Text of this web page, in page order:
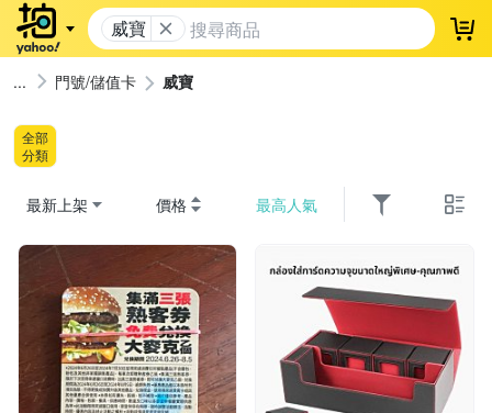
威寶 登
門號/儲值卡 威寶
全部
分類
最新上架 價格 最高人氣